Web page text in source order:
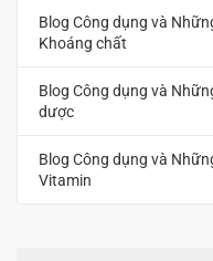
Blog Công dụng và
Khoáng chất
Blog Công dụng và
dược
Blog Công dụng và
Vitamin